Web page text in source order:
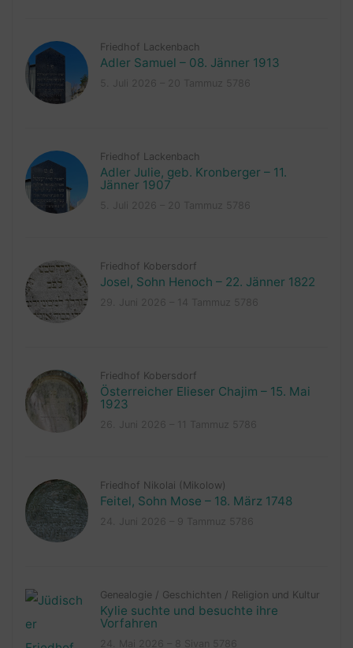
Friedhof Lackenbach
Adler Samuel – 08. Jänner 1913
Friedhof Lackenbach
Adler Julie, geb. Kronberger – 11.
Jänner 1907
Friedhof Kobersdorf
Josel, Sohn Henoch – 22. Jänner 1822
Friedhof Kobersdorf
Österreicher Elieser Chajim – 15. Mai
1923
Friedhof Nikolai (Mikolow)
Feitel, Sohn Mose – 18. März 1748
Genealogie / Geschichten / Religion und Kultur
Kylie suchte und besuchte ihre
Vorfahren